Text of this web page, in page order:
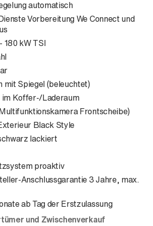
automatisch
Vorbereitung We Connect und
kW TSI
mit Spiegel (beleuchtet)
im Koffer-/Laderaum
Frontscheibe)
Black Style
lackiert
proaktiv
Anschlussgarantie 3 Jahre, max.
ab Tag der Erstzulassung
und Zwischenverkauf